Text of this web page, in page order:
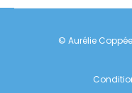
© Aurélie